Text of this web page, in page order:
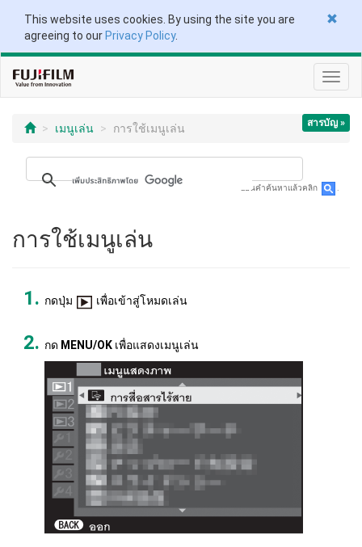
This website uses cookies. By using the site you are
agreeing to our Privacy Policy.
สารบัญ »
เมนูเล่น การใช้เมนูเล่น
ป้อนคำค้นหาแล้วคลิก
การใช้เมนูเล่น
กดปุ่ม เพื่อเข้าสู่โหมดเล่น
กด MENU/OK เพื่อแสดงเมนูเล่น